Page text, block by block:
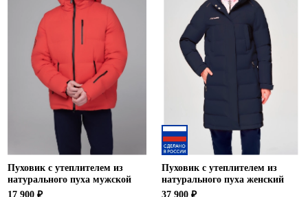
Пуховик с утеплителем из
натурального пуха мужской
17 900 ₽
Пуховик с утеплителем из
натурального пуха женский
37 900 ₽